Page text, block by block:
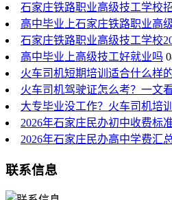
石家庄铁路职业高级技工学校
高中毕业上石家庄铁路职业高
石家庄铁路职业高级技工学校
高中毕业上高级技工好就业吗
火车司机短期培训适合什么样
火车司机驾驶证怎么考？一文
大专毕业没工作？火车司机培
2026年石家庄民办初中收费标
2026年石家庄民办高中学费汇
联系信息